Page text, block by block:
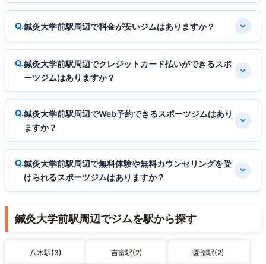
鍼灸大学前駅周辺で料金が安いジムはありますか？
鍼灸大学前駅周辺でクレジットカード払いができるスポ
ーツジムはありますか？
鍼灸大学前駅周辺でWeb予約できるスポーツジムはあり
ますか？
鍼灸大学前駅周辺で無料体験や無料カウンセリングを受
けられるスポーツジムはありますか？
鍼灸大学前駅周辺でジムを駅から探す
八木駅(3) 吉富駅(2) 園部駅(2)